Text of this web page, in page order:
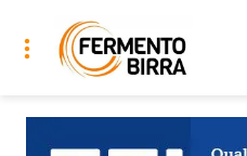
Menu